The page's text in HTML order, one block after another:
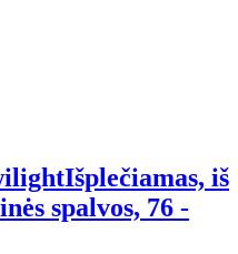
Išplečiamas, iš
spalvos, 76 -